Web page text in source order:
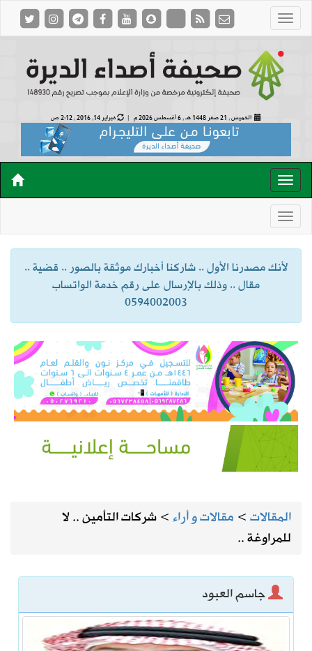
الخميس , 21 صفر 1448 هـ , 6 أغسطس 2026 م | فبراير 14, 2016 , 2:12 ص
لأنك مصدرنا الأول .. شاركنا أخبارك موثقة بالصور .. قضية ..
مقال .. وذلك بالإرسال على رقم خدمة الواتساب
0594002003
المقالات> مقالات و أراء>شركات التأمين .. لا
للمراوغة ..‎
جاسم العبود